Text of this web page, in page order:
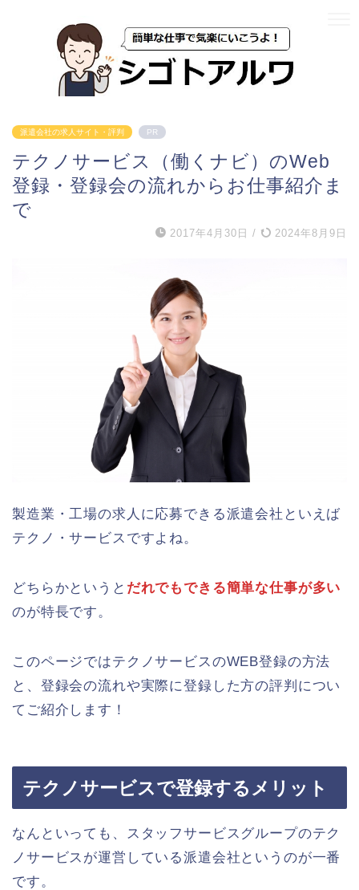
派遣会社の求人サイト・評判 PR
テクノサービス（働くナビ）のWeb
登録・登録会の流れからお仕事紹介ま
で
2017年4月30日 / 2024年8月9日
製造業・工場の求人に応募できる派遣会社といえば
テクノ・サービスですよね。
どちらかというと だれでもできる簡単な仕事が多い
のが特長です。
このページではテクノサービスのWEB登録の方法
と、登録会の流れや実際に登録した方の評判につい
てご紹介します！
テクノサービスで登録するメリット
なんといっても、スタッフサービスグループのテク
ノサービスが運営している派遣会社というのが一番
です。